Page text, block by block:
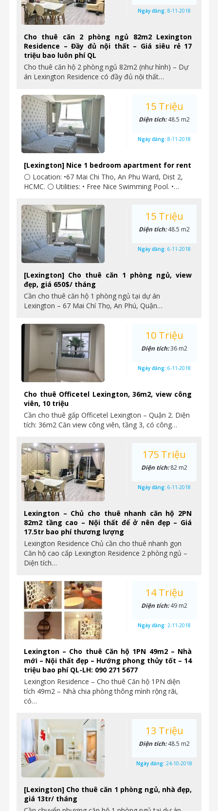
Cho thuê căn 2 phòng ngủ 82m2 Lexington
Residence – Đầy đủ nội thất – Giá siêu rẻ 17
triệu bao luôn phí QL
Cho thuê căn hộ 2 phòng ngủ 82m2 (như hình) – Dự
án Lexington Residence có đầy đủ nội thất…
Ngày đăng: 8-11-2018
[Lexington] Nice 1 bedroom apartment for rent
⚪ Location: •67 Mai Chi Tho, An Phu Ward, Dist 2,
HCMC. ⚪ Utilities: • Free Nice Swimming Pool. •…
15 Triệu
Diện tích:48.5 m2
Ngày đăng: 8-11-2018
[Lexington] Cho thuê căn 1 phòng ngủ, view
đẹp, giá 650$/ tháng
Cần cho thuê căn hộ 1 phòng ngủ tại dự án
Lexington – 67 Mai Chí Thọ, An Phú, Quận…
15 Triệu
Diện tích:48.5 m2
Ngày đăng: 6-11-2018
Cho thuê Officetel Lexington, 36m2, view công
viên, 10 triệu
Cần cho thuê gấp Officetel Lexington – Quận 2. Diện
tích: 36m2 Căn view công viên, tầng 3, có công…
10 Triệu
Diện tích:36 m2
Ngày đăng: 6-11-2018
Lexington – Chủ cho thuê nhanh căn hộ 2PN
82m2 tầng cao – Nội thất để ở nên đẹp – Giá
17.5tr bao phí thương lượng
Lexington Residence Chủ cần cho thuê nhanh gọn
Căn hộ cao cấp Lexington Residence 2 phòng ngủ –
Diện tích…
175 Triệu
Diện tích:82 m2
Ngày đăng: 6-11-2018
Lexington – Cho thuê Căn hộ 1PN 49m2 – Nhà
mới – Nội thất đẹp – Hướng phong thủy tốt – 14
triệu bao phí QL-LH: 090 271 5677
Lexington Residence – Cho thuê Căn hộ 1PN diện
tích 49m2 – Nhà chia phòng thông mình rộng rãi,
có…
14 Triệu
Diện tích:49 m2
Ngày đăng: 2-11-2018
[Lexington] Cho thuê căn 1 phòng ngủ, nhà đẹp,
giá 13tr/ tháng
13 Triệu
Diện tích:48.5 m2
Ngày đăng: 24-10-2018